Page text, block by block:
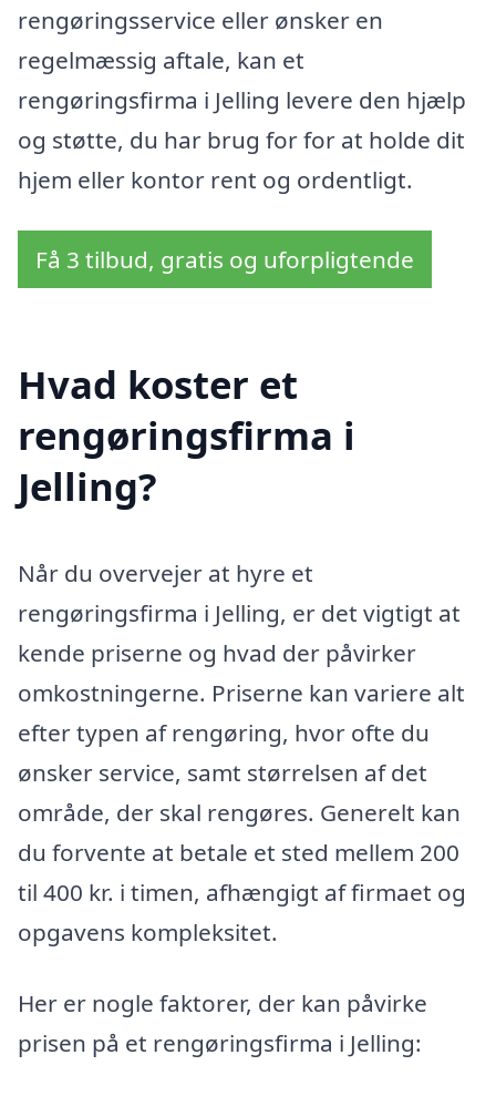
rengøringsservice eller ønsker en
regelmæssig aftale, kan et
rengøringsfirma i Jelling levere den hjælp
og støtte, du har brug for for at holde dit
hjem eller kontor rent og ordentligt.
Få 3 tilbud, gratis og uforpligtende
Hvad koster et
rengøringsfirma i
Jelling?
Når du overvejer at hyre et
rengøringsfirma i Jelling, er det vigtigt at
kende priserne og hvad der påvirker
omkostningerne. Priserne kan variere alt
efter typen af rengøring, hvor ofte du
ønsker service, samt størrelsen af det
område, der skal rengøres. Generelt kan
du forvente at betale et sted mellem 200
til 400 kr. i timen, afhængigt af firmaet og
opgavens kompleksitet.
Her er nogle faktorer, der kan påvirke
prisen på et rengøringsfirma i Jelling: